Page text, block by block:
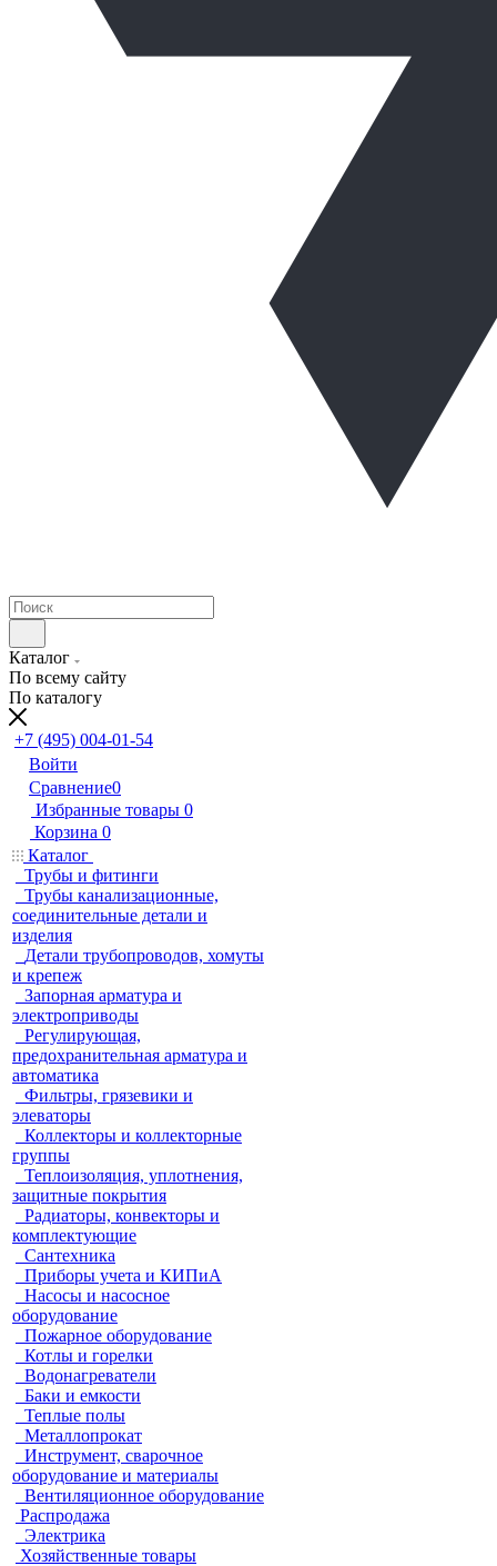
Каталог
По всему сайту
По каталогу
+7 (495) 004-01-54
Войти
Сравнение0
Избранные товары 0
Корзина 0
Каталог
Трубы и фитинги
Трубы канализационные,
соединительные детали и
изделия
Детали трубопроводов, хомуты
и крепеж
Запорная арматура и
электроприводы
Регулирующая,
предохранительная арматура и
автоматика
Фильтры, грязевики и
элеваторы
Коллекторы и коллекторные
группы
Теплоизоляция, уплотнения,
защитные покрытия
Радиаторы, конвекторы и
комплектующие
Сантехника
Приборы учета и КИПиА
Насосы и насосное
оборудование
Пожарное оборудование
Котлы и горелки
Водонагреватели
Баки и емкости
Теплые полы
Металлопрокат
Инструмент, сварочное
оборудование и материалы
Вентиляционное оборудование
Распродажа
Электрика
Хозяйственные товары